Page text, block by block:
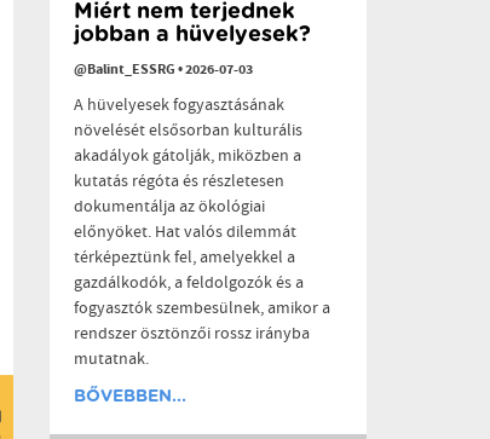
Miért nem terjednek
jobban a hüvelyesek?
@Balint_ESSRG•2026-07-03
A hüvelyesek fogyasztásának
növelését elsősorban kulturális
akadályok gátolják, miközben a
kutatás régóta és részletesen
dokumentálja az ökológiai
előnyöket. Hat valós dilemmát
térképeztünk fel, amelyekkel a
gazdálkodók, a feldolgozók és a
fogyasztók szembesülnek, amikor a
rendszer ösztönzői rossz irányba
mutatnak.
BŐVEBBEN...